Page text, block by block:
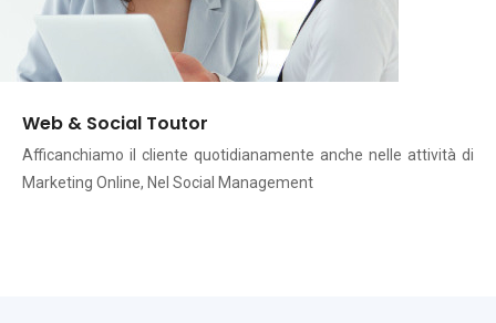
Web & Social Toutor
Afficanchiamo il cliente quotidianamente anche nelle attività di
Marketing Online, Nel Social Management